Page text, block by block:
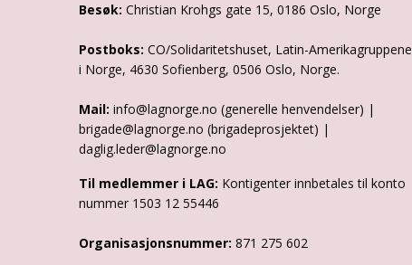
Besøk: Christian Krohgs gate 15, 0186 Oslo, Norge
Postboks: CO/Solidaritetshuset, Latin-Amerikagruppene
i Norge, 4630 Sofienberg, 0506 Oslo, Norge.
Mail: info@lagnorge.no (generelle henvendelser) |
brigade@lagnorge.no (brigadeprosjektet) |
daglig.leder@lagnorge.no
Til medlemmer i LAG: Kontigenter innbetales til konto
nummer 1503 12 55446
Organisasjonsnummer: 871 275 602